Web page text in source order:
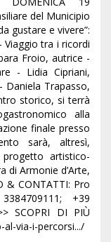
del Municipio
gustare e vivere”:
Viaggio tra i ricordi
Froio, autrice -
- Lidia Cipriani,
Daniela Trapasso,
storico, si terrà
alla
finale presso
sarà, altresì,
artistico-
di Armonie d’Arte,
& CONTATTI: Pro
+39
SCOPRI DI PIÙ
via-i-percorsi.../